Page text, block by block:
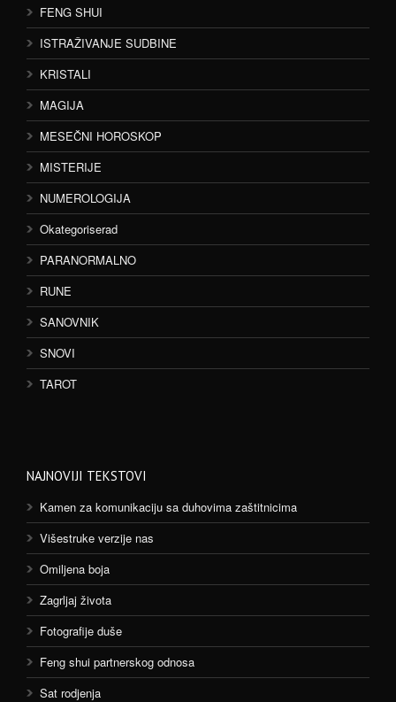
FENG SHUI
ISTRAŽIVANJE SUDBINE
KRISTALI
MAGIJA
MESEČNI HOROSKOP
MISTERIJE
NUMEROLOGIJA
Okategoriserad
PARANORMALNO
RUNE
SANOVNIK
SNOVI
TAROT
NAJNOVIJI TEKSTOVI
Kamen za komunikaciju sa duhovima zaštitnicima
Višestruke verzije nas
Omiljena boja
Zagrljaj života
Fotografije duše
Feng shui partnerskog odnosa
Sat rodjenja